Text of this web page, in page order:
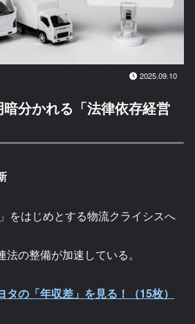
2025.09.10
分かれる「法律依存経営
をはじめとする物流クライシスへ
の整備が加速している。
タの「年収差」を見る！（15枚）